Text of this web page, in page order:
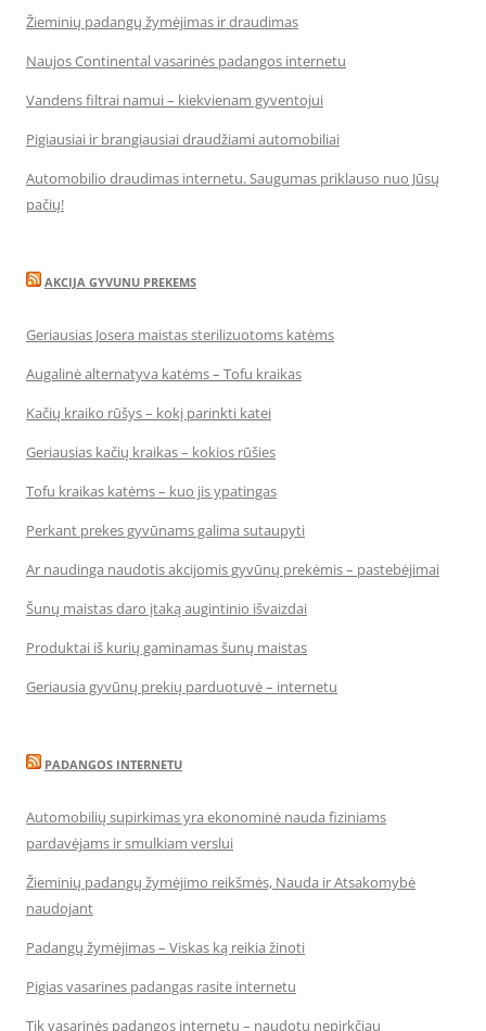
Žieminių padangų žymėjimas ir draudimas
Naujos Continental vasarinės padangos internetu
Vandens filtrai namui – kiekvienam gyventojui
Pigiausiai ir brangiausiai draudžiami automobiliai
Automobilio draudimas internetu. Saugumas priklauso nuo Jūsų
pačių!
AKCIJA GYVUNU PREKEMS
Geriausias Josera maistas sterilizuotoms katėms
Augalinė alternatyva katėms – Tofu kraikas
Kačių kraiko rūšys – kokį parinkti katei
Geriausias kačių kraikas – kokios rūšies
Tofu kraikas katėms – kuo jis ypatingas
Perkant prekes gyvūnams galima sutaupyti
Ar naudinga naudotis akcijomis gyvūnų prekėmis – pastebėjimai
Šunų maistas daro įtaką augintinio išvaizdai
Produktai iš kurių gaminamas šunų maistas
Geriausia gyvūnų prekių parduotuvė – internetu
PADANGOS INTERNETU
Automobilių supirkimas yra ekonominė nauda fiziniams
pardavėjams ir smulkiam verslui
Žieminių padangų žymėjimo reikšmės, Nauda ir Atsakomybė
naudojant
Padangų žymėjimas – Viskas ką reikia žinoti
Pigias vasarines padangas rasite internetu
Tik vasarinės padangos internetu – naudotų nepirkčiau